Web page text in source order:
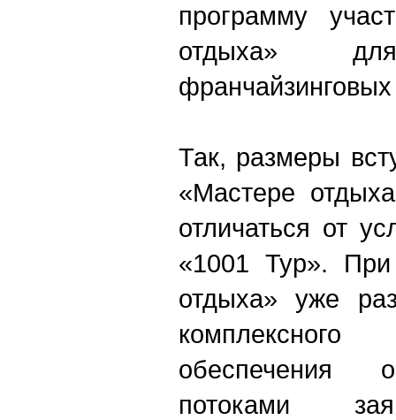
программу
отдыха»
Так, размеры
«Мастере
отличаться от
«1001 Тур».
отдыха» уже
обеспечения
потоками